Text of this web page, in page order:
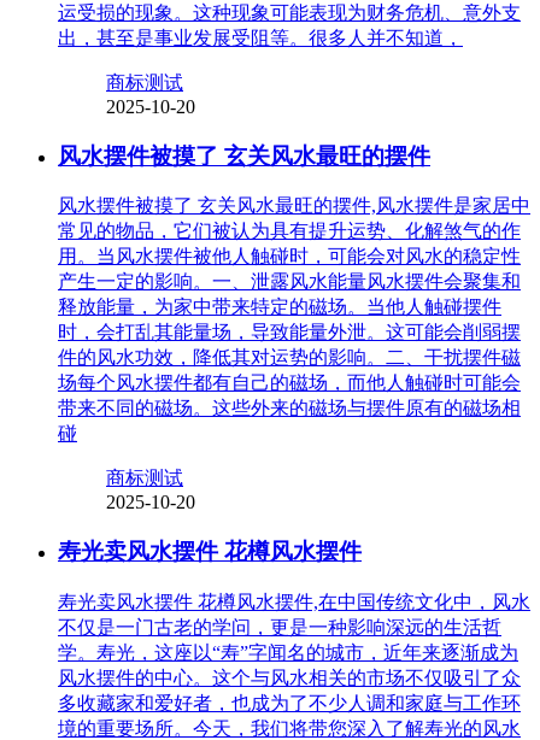
运受损的现象。这种现象可能表现为财务危机、意外支
出，甚至是事业发展受阻等。很多人并不知道，
商标测试
2025-10-20
风水摆件被摸了 玄关风水最旺的摆件
风水摆件被摸了 玄关风水最旺的摆件,风水摆件是家居中
常见的物品，它们被认为具有提升运势、化解煞气的作
用。当风水摆件被他人触碰时，可能会对风水的稳定性
产生一定的影响。一、泄露风水能量风水摆件会聚集和
释放能量，为家中带来特定的磁场。当他人触碰摆件
时，会打乱其能量场，导致能量外泄。这可能会削弱摆
件的风水功效，降低其对运势的影响。二、干扰摆件磁
场每个风水摆件都有自己的磁场，而他人触碰时可能会
带来不同的磁场。这些外来的磁场与摆件原有的磁场相
碰
商标测试
2025-10-20
寿光卖风水摆件 花樽风水摆件
寿光卖风水摆件 花樽风水摆件,在中国传统文化中，风水
不仅是一门古老的学问，更是一种影响深远的生活哲
学。寿光，这座以“寿”字闻名的城市，近年来逐渐成为
风水摆件的中心。这个与风水相关的市场不仅吸引了众
多收藏家和爱好者，也成为了不少人调和家庭与工作环
境的重要场所。今天，我们将带您深入了解寿光的风水